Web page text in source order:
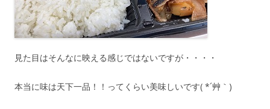
見た目はそんなに映える感じではないですが・・・・
本当に味は天下一品！！ってくらい美味しいです( *´艸｀)